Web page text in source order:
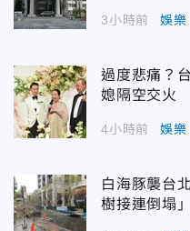
3小時前 娛樂
過度悲痛？
媳隔空交火
4小時前 娛樂
白海豚襲台
樹接連倒塌」